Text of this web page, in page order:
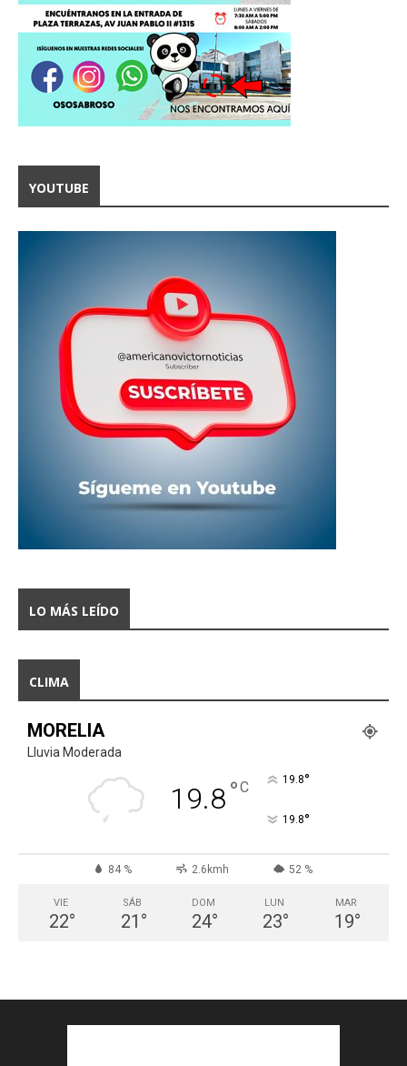
YOUTUBE
LO MÁS LEÍDO
CLIMA
MORELIA
Lluvia Moderada
19.8°C 19.8°
19.8°
84 % 2.6kmh 52 %
VIE
22°
SÁB
21 °
DOM
24°
LUN
23°
MAR
19°